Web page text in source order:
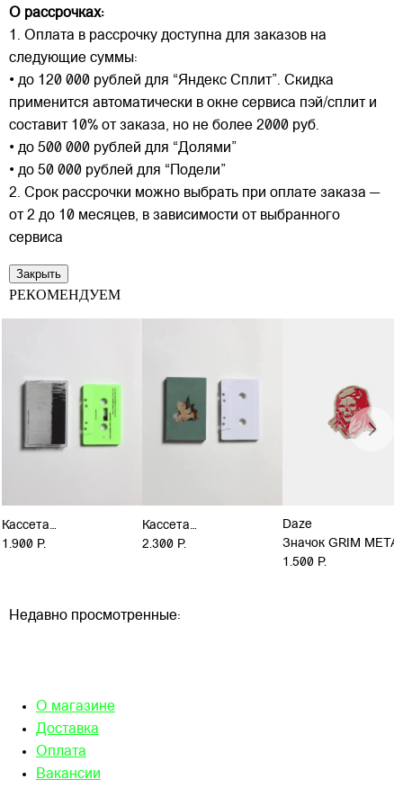
О рассрочках:
1. Оплата в рассрочку доступна для заказов на
следующие суммы:
• до 120 000 рублей для “Яндекс Сплит”. Скидка
применится автоматически в окне сервиса пэй/сплит и
составит 10% от заказа, но не более 2000 руб.
• до 500 000 рублей для “Долями”
• до 50 000 рублей для “Подели”
2. Срок рассрочки можно выбрать при оплате заказа —
от 2 до 10 месяцев, в зависимости от выбранного
сервиса
Закрыть
РЕКОМЕНДУЕМ
Кассета
"MORPHTABLES/RAVENY
1.900 Р.
Кассета
"WIMMELBUCH -
2.300 Р.
Daze
Значок GRIM
1.500 Р.
Недавно просмотренные:
О магазине
Доставка
Оплата
Вакансии